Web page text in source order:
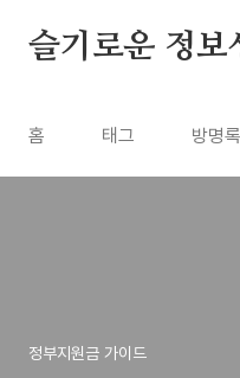
슬기로운 정보
홈 태그 방명록
정부지원금 가이드